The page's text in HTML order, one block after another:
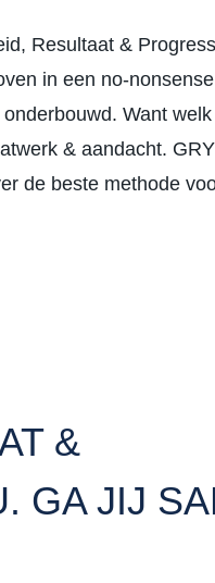
Resultaat &
in een no-
Want
& aandacht.
de beste methode
&
GA JIJ